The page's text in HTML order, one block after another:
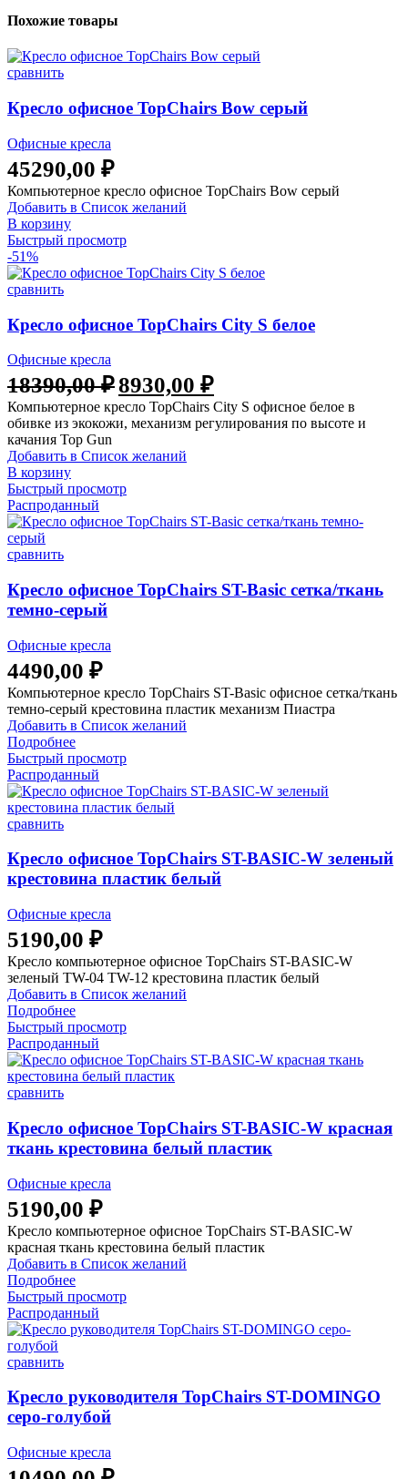
Похожие товары
сравнить
Кресло офисное TopChairs Bow серый
Офисные кресла
45290,00 ₽
Компьютерное кресло офисное TopChairs Bow серый
Добавить в Список желаний
В корзину
Быстрый просмотр
-51%
сравнить
Кресло офисное TopChairs City S белое
Офисные кресла
18390,00₽ Первоначальная
цена
составляла
18390,00 ₽.
8930,00 ₽Текущая
цена:
8930,00 ₽.
Компьютерное кресло TopChairs City S офисное белое в
обивке из экокожи, механизм регулирования по высоте и
качания Top Gun
Добавить в Список желаний
В корзину
Быстрый просмотр
Распроданный
сравнить
Кресло офисное TopChairs ST-Basic сетка/ткань
темно-серый
Офисные кресла
4490,00 ₽
Компьютерное кресло TopChairs ST-Basic офисное сетка/ткань
темно-серый крестовина пластик механизм Пиастра
Добавить в Список желаний
Подробнее
Быстрый просмотр
Распроданный
сравнить
Кресло офисное TopChairs ST-BASIC-W зеленый
крестовина пластик белый
Офисные кресла
5190,00 ₽
Кресло компьютерное офисное TopChairs ST-BASIC-W
зеленый TW-04 TW-12 крестовина пластик белый
Добавить в Список желаний
Подробнее
Быстрый просмотр
Распроданный
сравнить
Кресло офисное TopChairs ST-BASIC-W красная
ткань крестовина белый пластик
Офисные кресла
5190,00 ₽
Кресло компьютерное офисное TopChairs ST-BASIC-W
красная ткань крестовина белый пластик
Добавить в Список желаний
Подробнее
Быстрый просмотр
Распроданный
сравнить
Кресло руководителя TopChairs ST-DOMINGO
серо-голубой
Офисные кресла